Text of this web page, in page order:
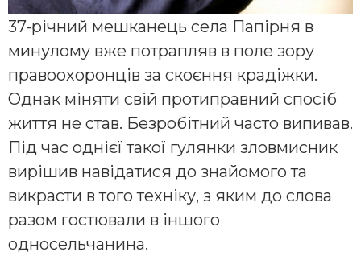
37-річний мешканець села Папірня в
минулому вже потрапляв в поле зору
правоохоронців за скоєння крадіжки.
Однак міняти свій протиправний спосіб
життя не став. Безробітний часто випивав.
Під час однієї такої гулянки зловмисник
вирішив навідатися до знайомого та
викрасти в того техніку, з яким до слова
разом гостювали в іншого
односельчанина.